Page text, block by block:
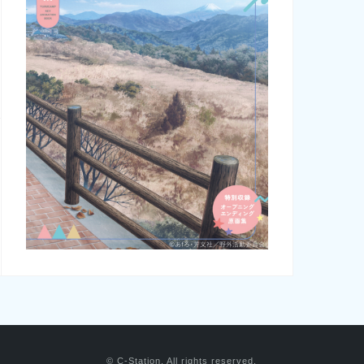
© C-Station, All rights reserved.